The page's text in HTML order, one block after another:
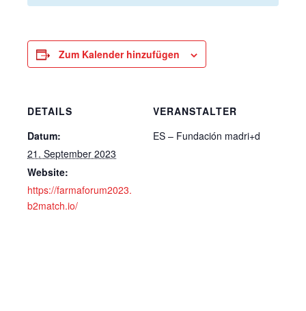
Zum Kalender hinzufügen
DETAILS
Datum:
21. September 2023
Website:
https://farmaforum2023.
b2match.io/
VERANSTALTER
ES – Fundación madri+d